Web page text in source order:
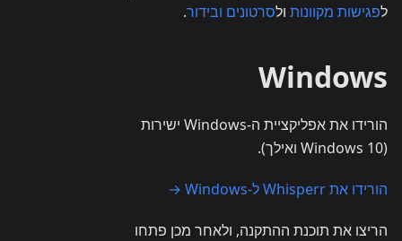
לפגישות מקוונות ולסרטונים ובידור.
Windows
הורידו את אפליקציית ה-Windows ישירות
(Windows 10 ואילך).
הורידו את Whisperr ל-Windows →
הריצו את תוכנת ההתקנה, ולאחר מכן פתחו